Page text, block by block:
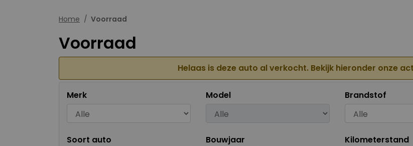
Home Voorraad
Voorraad
Helaas is deze auto al verkocht. Bekijk hieronder onze
Merk Model Brandstof
Soort auto Bouwjaar Kilometerstand